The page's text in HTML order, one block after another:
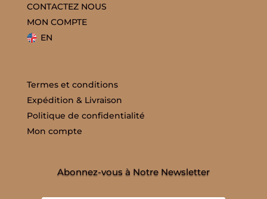
CONTACTEZ NOUS
MON COMPTE
EN
Termes et conditions
Expédition & Livraison
Politique de confidentialité
Mon compte
Abonnez-vous à Notre Newsletter